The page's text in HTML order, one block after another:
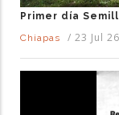
Primer día
Chiapas
/ 23 Jul 26